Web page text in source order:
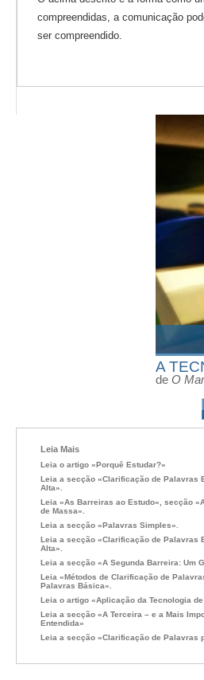
A
de O
compreendidas, a comunicação
ser compreendido.
Leia Mais
Leia o artigo «Porquê Estudar?»
Leia a secção «Clarificação de Palavras
Alta».
Leia «As Barreiras ao Estudo», secção
de Massa».
Leia a secção «Palavras Simples».
Leia a secção «Clarificação de Palavras
Alta».
Leia a secção «A Segunda Barreira: Um
Leia «Métodos de Clarificação de
Palavras Básica».
Leia o artigo «Aplicação da Tecnologia de
Leia a secção «A Terceira – e a Mais
Entendida»
Leia a secção «Clarificação de Palavras